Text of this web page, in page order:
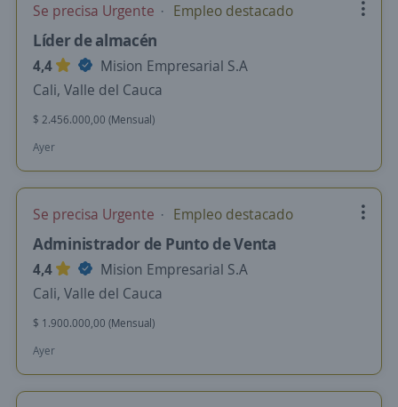
Se precisa Urgente Empleo destacado
Líder de almacén
4,4
Mision Empresarial S.A
Cali, Valle del Cauca
$ 2.456.000,00 (Mensual)
Ayer
Se precisa Urgente Empleo destacado
Administrador de Punto de Venta
4,4
Mision Empresarial S.A
Cali, Valle del Cauca
$ 1.900.000,00 (Mensual)
Ayer